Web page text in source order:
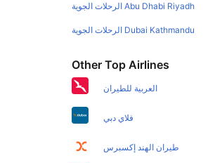
Abu Dhabi Riyadh الرحلات الجوية
Dubai Kathmandu الرحلات الجوية
Other Top Airlines
العربية للطيران
فلاي دبي
طيران الهند إكسبرس